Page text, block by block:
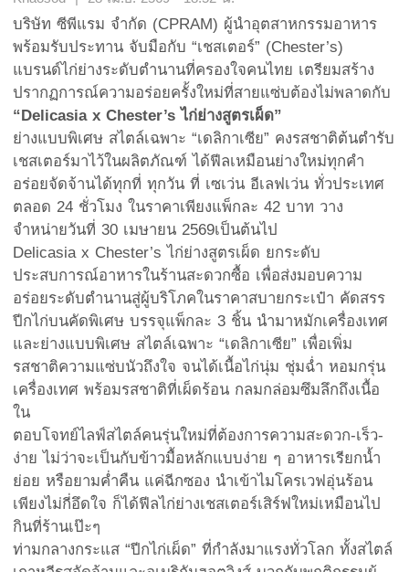
บริษัท ซีพีแรม จำกัด (CPRAM) ผู้นำอุตสาหกรรมอาหาร
พร้อมรับประทาน จับมือกับ “เชสเตอร์” (Chester’s)
แบรนด์ไก่ย่างระดับตำนานที่ครองใจคนไทย เตรียมสร้าง
ปรากฏการณ์ความอร่อยครั้งใหม่ที่สายแซ่บต้องไม่พลาดกับ
“Delicasia x Chester’s ไก่ย่างสูตรเผ็ด”
ย่างแบบพิเศษ สไตล์เฉพาะ “เดลิกาเซีย” คงรสชาติต้นตำรับ
เชสเตอร์มาไว้ในผลิตภัณฑ์ ได้ฟีลเหมือนย่างใหม่ทุกคำ
อร่อยจัดจ้านได้ทุกที่ ทุกวัน ที่ เซเว่น อีเลฟเว่น ทั่วประเทศ
ตลอด 24 ชั่วโมง ในราคาเพียงแพ็กละ 42 บาท วาง
จำหน่ายวันที่ 30 เมษายน 2569เป็นต้นไป
Delicasia x Chester’s ไก่ย่างสูตรเผ็ด ยกระดับ
ประสบการณ์อาหารในร้านสะดวกซื้อ เพื่อส่งมอบความ
อร่อยระดับตำนานสู่ผู้บริโภคในราคาสบายกระเป๋า คัดสรร
ปีกไก่บนคัดพิเศษ บรรจุแพ็กละ 3 ชิ้น นำมาหมักเครื่องเทศ
และย่างแบบพิเศษ สไตล์เฉพาะ “เดลิกาเซีย” เพื่อเพิ่ม
รสชาติความแซ่บนัวถึงใจ จนได้เนื้อไก่นุ่ม ชุ่มฉ่ำ หอมกรุ่น
เครื่องเทศ พร้อมรสชาติที่เผ็ดร้อน กลมกล่อมซึมลึกถึงเนื้อ
ใน
ตอบโจทย์ไลฟ์สไตล์คนรุ่นใหม่ที่ต้องการความสะดวก-เร็ว-
ง่าย ไม่ว่าจะเป็นกับข้าวมื้อหลักแบบง่าย ๆ อาหารเรียกน้ำ
ย่อย หรือยามค่ำคืน แค่ฉีกซอง นำเข้าไมโครเวฟอุ่นร้อน
เพียงไม่กี่อึดใจ ก็ได้ฟีลไก่ย่างเชสเตอร์เสิร์ฟใหม่เหมือนไป
กินที่ร้านเป๊ะๆ
ท่ามกลางกระแส “ปีกไก่เผ็ด” ที่กำลังมาแรงทั่วโลก ทั้งสไตล์